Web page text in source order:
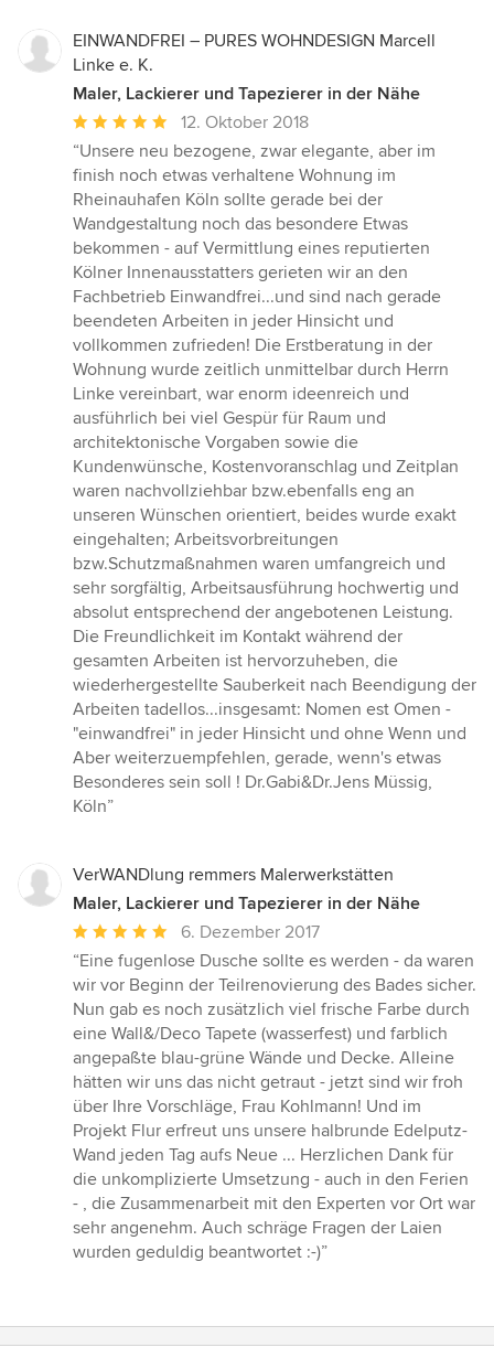
EINWANDFREI – PURES WOHNDESIGN Marcell
Linke e. K.
Maler, Lackierer und Tapezierer in der Nähe
Durchschnittliche
Bewertung:
5
von
5
Sternen
12. Oktober 2018
“Unsere neu bezogene, zwar elegante, aber im
finish noch etwas verhaltene Wohnung im
Rheinauhafen Köln sollte gerade bei der
Wandgestaltung noch das besondere Etwas
bekommen - auf Vermittlung eines reputierten
Kölner Innenausstatters gerieten wir an den
Fachbetrieb Einwandfrei...und sind nach gerade
beendeten Arbeiten in jeder Hinsicht und
vollkommen zufrieden! Die Erstberatung in der
Wohnung wurde zeitlich unmittelbar durch Herrn
Linke vereinbart, war enorm ideenreich und
ausführlich bei viel Gespür für Raum und
architektonische Vorgaben sowie die
Kundenwünsche, Kostenvoranschlag und Zeitplan
waren nachvollziehbar bzw.ebenfalls eng an
unseren Wünschen orientiert, beides wurde exakt
eingehalten; Arbeitsvorbreitungen
bzw.Schutzmaßnahmen waren umfangreich und
sehr sorgfältig, Arbeitsausführung hochwertig und
absolut entsprechend der angebotenen Leistung.
Die Freundlichkeit im Kontakt während der
gesamten Arbeiten ist hervorzuheben, die
wiederhergestellte Sauberkeit nach Beendigung der
Arbeiten tadellos...insgesamt: Nomen est Omen -
"einwandfrei" in jeder Hinsicht und ohne Wenn und
Aber weiterzuempfehlen, gerade, wenn's etwas
Besonderes sein soll ! Dr.Gabi&Dr.Jens Müssig,
Köln”
VerWANDlung remmers Malerwerkstätten
Maler, Lackierer und Tapezierer in der Nähe
Durchschnittliche
Bewertung:
5
von
5
Sternen
6. Dezember 2017
“Eine fugenlose Dusche sollte es werden - da waren
wir vor Beginn der Teilrenovierung des Bades sicher.
Nun gab es noch zusätzlich viel frische Farbe durch
eine Wall&/Deco Tapete (wasserfest) und farblich
angepaßte blau-grüne Wände und Decke. Alleine
hätten wir uns das nicht getraut - jetzt sind wir froh
über Ihre Vorschläge, Frau Kohlmann! Und im
Projekt Flur erfreut uns unsere halbrunde Edelputz-
Wand jeden Tag aufs Neue ... Herzlichen Dank für
die unkomplizierte Umsetzung - auch in den Ferien
- , die Zusammenarbeit mit den Experten vor Ort war
sehr angenehm. Auch schräge Fragen der Laien
wurden geduldig beantwortet :-)”